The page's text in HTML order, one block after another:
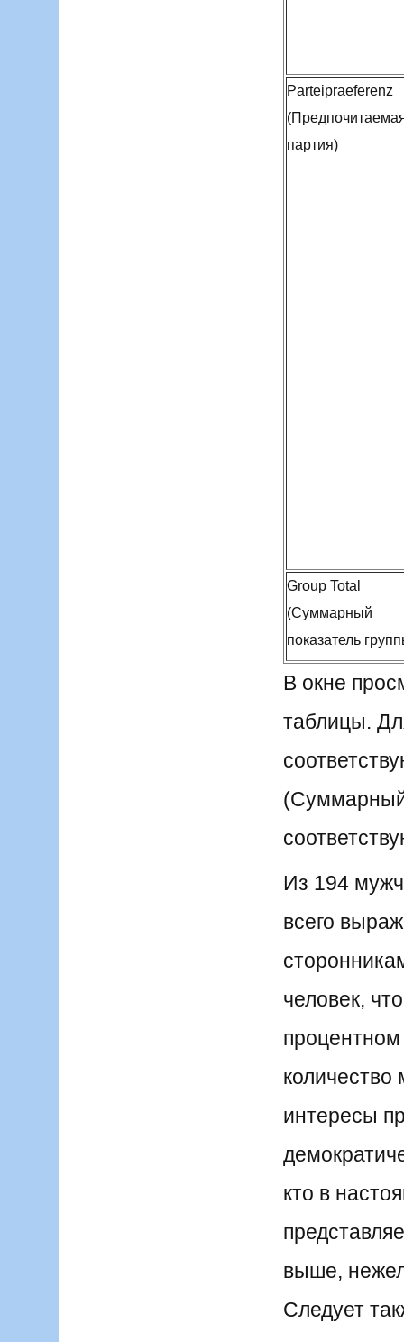
Parteipraeferenz
партия)
Group Total
(Суммарный
показатель
В окне
таблицы.
(Суммарный
Из 194
всего
человек,
интересы
кто в
выше,
Следует